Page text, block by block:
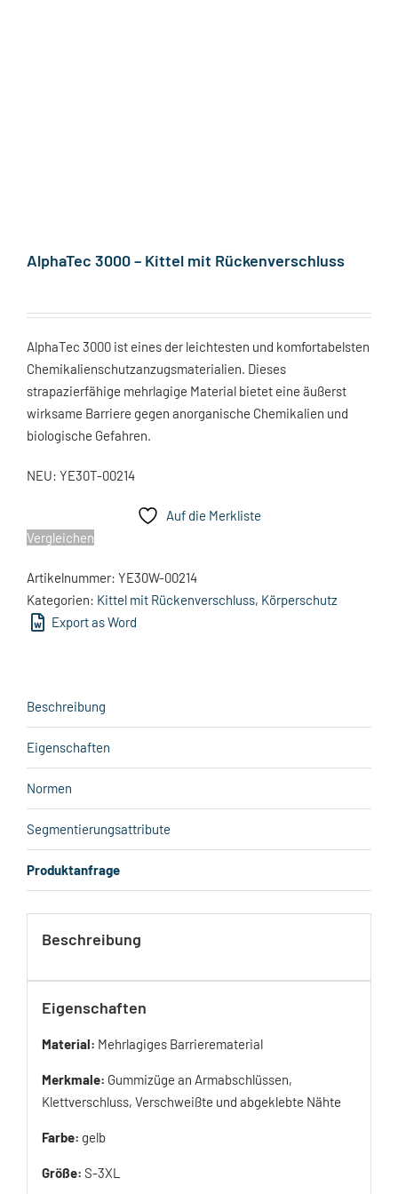
AlphaTec 3000 – Kittel mit Rückenverschluss
AlphaTec 3000 ist eines der leichtesten und komfortabelsten
Chemikalienschutzanzugsmaterialien. Dieses
strapazierfähige mehrlagige Material bietet eine äußerst
wirksame Barriere gegen anorganische Chemikalien und
biologische Gefahren.
NEU: YE30T-00214
Auf die Merkliste
Vergleichen
Artikelnummer: YE30W-00214
Kategorien: Kittel mit Rückenverschluss, Körperschutz
Export as Word
Beschreibung
Eigenschaften
Normen
Segmentierungsattribute
Produktanfrage
Beschreibung
Eigenschaften
Material: Mehrlagiges Barrierematerial
Merkmale: Gummizüge an Armabschlüssen,
Klettverschluss, Verschweißte und abgeklebte Nähte
Farbe: gelb
Größe: S-3XL